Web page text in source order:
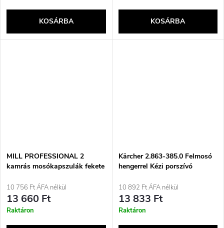
KOSÁRBA KOSÁRBA
MILL PROFESSIONAL 2
kamrás mosókapszulák fekete
10 756 Ft ÁFA nélkül
13 660 Ft
Raktáron
Kärcher 2.863-385.0 Felmosó
hengerrel Kézi porszívó
10 892 Ft ÁFA nélkül
13 833 Ft
Raktáron